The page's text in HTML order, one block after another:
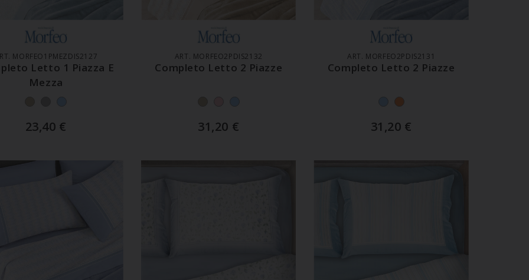
AL CARRELLO
MORFEO1PMEZDIS2127
Letto 1 Piazza E
Mezza
23,40 €
AGGIUNGI AL CARRELLO
ART. MORFEO2PDIS2132
Completo Letto 2 Piazze
31,20 €
AGGIUNGI AL CARRELLO
ART. MORFEO2PDIS2131
Completo Letto 2 Piazze
31,20 €